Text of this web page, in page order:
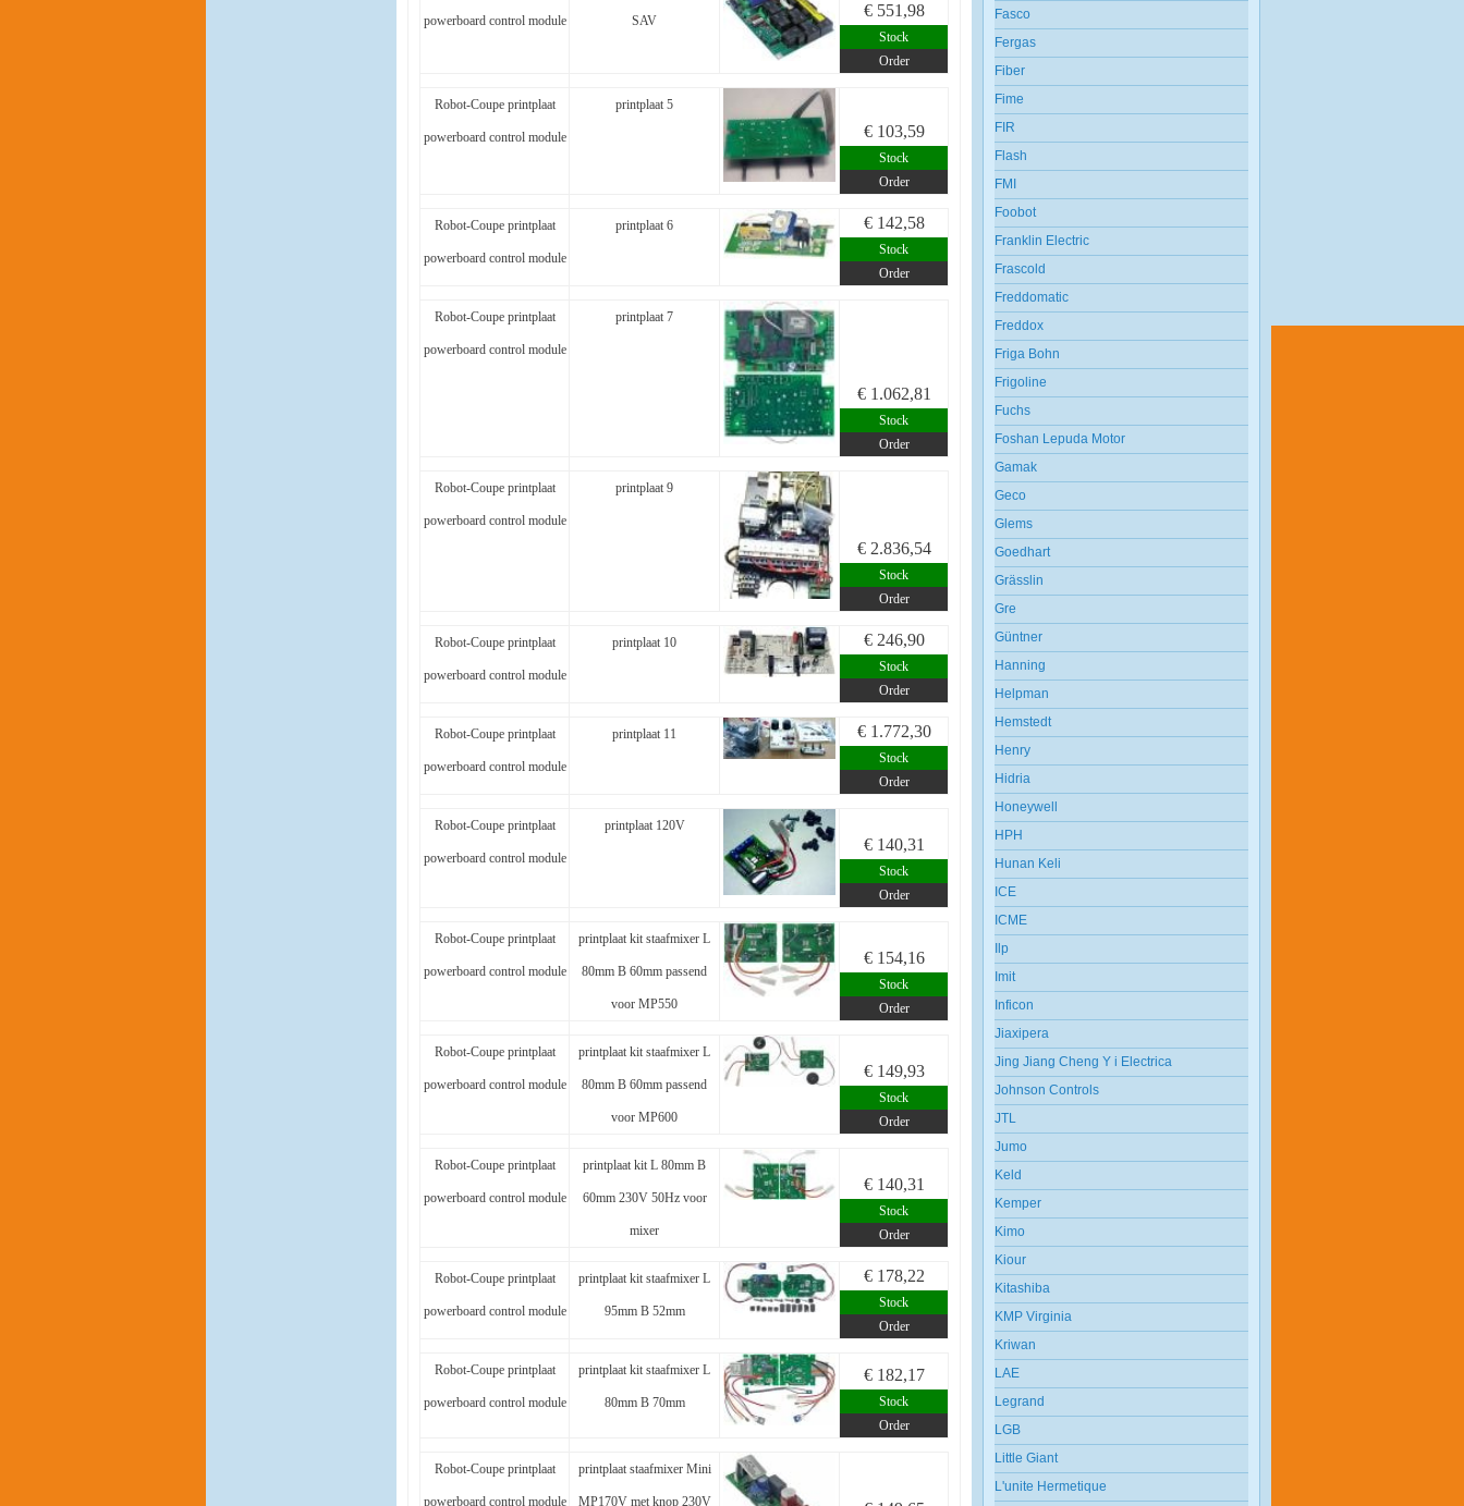
powerboard control module SAV
€ 551,98
Stock
Order
Robot-Coupe printplaat
powerboard control module
printplaat 5
€ 103,59
Stock
Order
Robot-Coupe printplaat
powerboard control module
printplaat 6 € 142,58
Stock
Order
Robot-Coupe printplaat
powerboard control module
printplaat 7
€ 1.062,81
Stock
Order
Robot-Coupe printplaat
powerboard control module
printplaat 9
€ 2.836,54
Stock
Order
Robot-Coupe printplaat
powerboard control module
printplaat 10 € 246,90
Stock
Order
Robot-Coupe printplaat
powerboard control module
printplaat 11 € 1.772,30
Stock
Order
Robot-Coupe printplaat
powerboard control module
printplaat 120V
€ 140,31
Stock
Order
Robot-Coupe printplaat
powerboard control module
printplaat kit staafmixer L
80mm B 60mm passend
voor MP550
€ 154,16
Stock
Order
Robot-Coupe printplaat
powerboard control module
printplaat kit staafmixer L
80mm B 60mm passend
voor MP600
€ 149,93
Stock
Order
Robot-Coupe printplaat
powerboard control module
printplaat kit L 80mm B
60mm 230V 50Hz voor
mixer
€ 140,31
Stock
Order
Robot-Coupe printplaat
powerboard control module
printplaat kit staafmixer L
95mm B 52mm
€ 178,22
Stock
Order
Robot-Coupe printplaat
powerboard control module
printplaat kit staafmixer L
80mm B 70mm
€ 182,17
Stock
Order
Robot-Coupe printplaat
powerboard control module
printplaat staafmixer Mini
MP170V met knop 230V
Fasco
Fergas
Fiber
Fime
FIR
Flash
FMI
Foobot
Franklin Electric
Frascold
Freddomatic
Freddox
Friga Bohn
Frigoline
Fuchs
Foshan Lepuda Motor
Gamak
Geco
Glems
Goedhart
Grässlin
Gre
Güntner
Hanning
Helpman
Hemstedt
Henry
Hidria
Honeywell
HPH
Hunan Keli
ICE
ICME
Ilp
Imit
Inficon
Jiaxipera
Jing Jiang Cheng Y i Electrica
Johnson Controls
JTL
Jumo
Keld
Kemper
Kimo
Kiour
Kitashiba
KMP Virginia
Kriwan
LAE
Legrand
LGB
Little Giant
L'unite Hermetique